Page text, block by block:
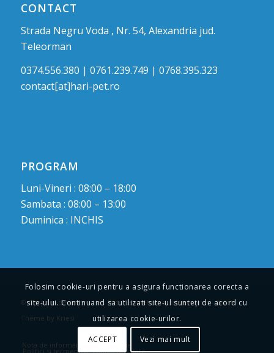
CONTACT
Strada Negru Voda , Nr. 54, Alexandria jud.
Teleorman
0374.556.380 | 0761.239.749 | 0768.395.323
contact[at]hari-pet.ro
PROGRAM
Luni-Vineri : 08:00 – 18:00
Sambata : 08:00 – 13:00
Duminica : INCHIS
© Drepturi de autor -Hari Pet : Cabinet medical veterinar-Enfold
Theme by Kriesi
Nota de informare privind cookie
Politici si termeni de confidentialitate
Folosim cookie-uri pentru a asigura functionarea corecta a
site-ului. Continuand sa utilizati site-ul sunteți de acord cu
utilizarea cookie-urilor.
ACCEPT Vezi mai mult